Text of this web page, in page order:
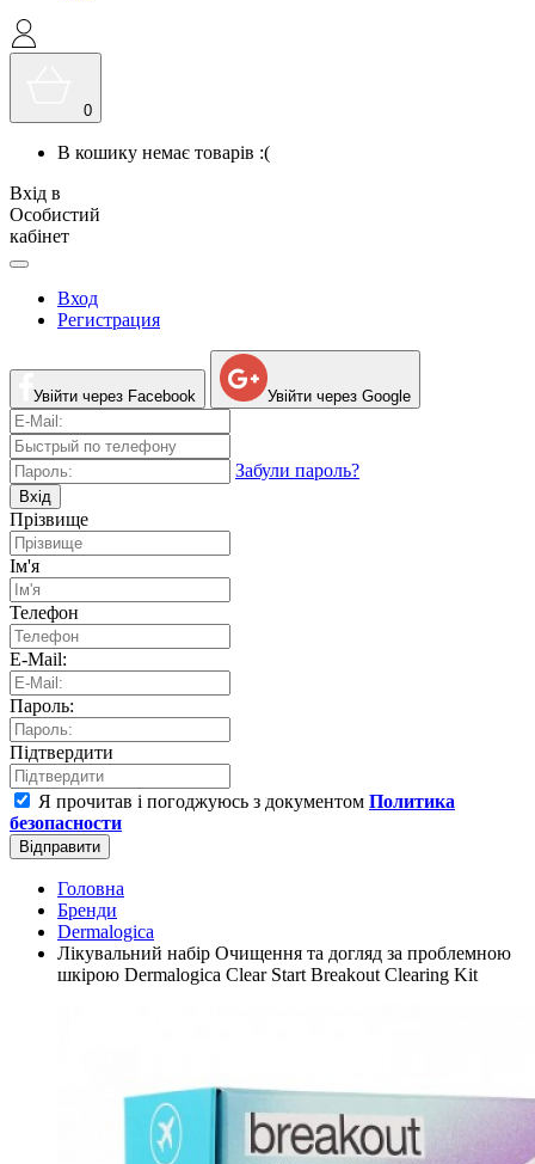
0
В кошику немає товарів :(
Вхід в
Особистий
кабінет
Вход
Регистрация
Увійти через Facebook Увійти через Google
Забули пароль?
Вхід
Прізвище
Ім'я
Телефон
E-Mail:
Пароль:
Підтвердити
Я прочитав і погоджуюсь з документом Политика
безопасности
Відправити
Головна
Бренди
Dermalogica
Лікувальний набір Очищення та догляд за проблемною
шкірою Dermalogica Clear Start Breakout Clearing Kit